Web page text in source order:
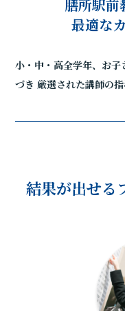
膳所駅前
最適な
小・中・高全学年、お
づき 厳選された講師の指
結果が出せる